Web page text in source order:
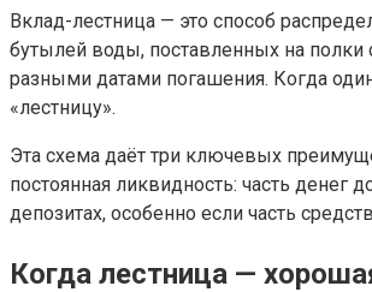
Вклад-лестница — это способ
бутылей воды, поставленных на полки
разными датами погашения. Когда
«лестницу».
Эта схема даёт три ключевых
постоянная ликвидность: часть денег
депозитах, особенно если часть
Когда лестница —